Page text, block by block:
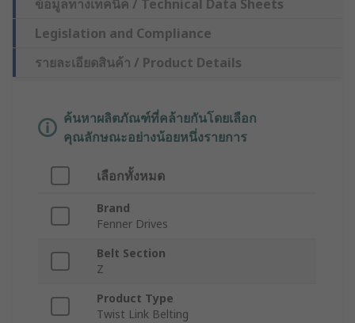
ข้อมูลทางเทคนิค / Technical Data Sheets
Legislation and Compliance
รายละเอียดสินค้า / Product Details
ค้นหาผลิตภัณฑ์ที่คล้ายกันโดยเลือก
คุณลักษณะอย่างน้อยหนึ่งรายการ
เลือกทั้งหมด
Brand
Fenner Drives
Belt Section
Z
Product Type
Twist Link Belting